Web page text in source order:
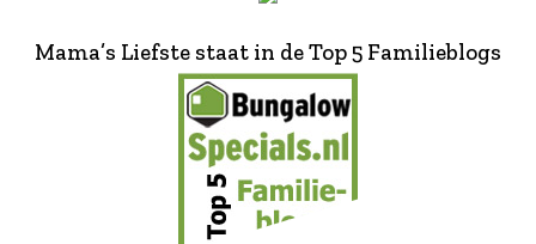
Mama’s Liefste staat in de Top 5 Familieblogs